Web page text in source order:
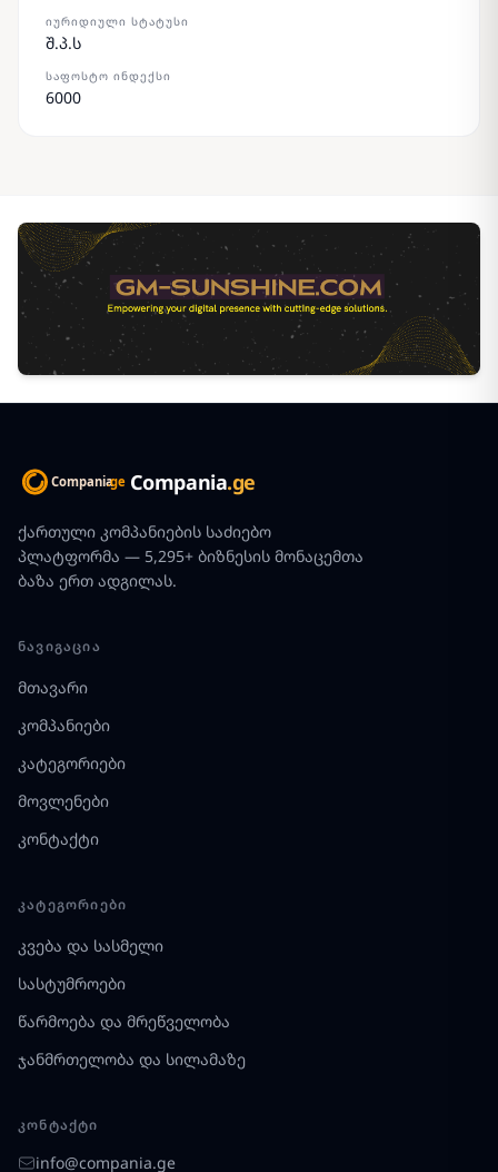
ᲘᲣᲠᲘᲓᲘᲣᲚᲘ ᲡᲢᲐᲢᲣᲡᲘ
შ.პ.ს
ᲡᲐᲤᲝᲡᲢᲝ ᲘᲜᲓᲔᲥᲡᲘ
6000
Compania.ge
ქართული კომპანიების საძიებო
პლატფორმა — 5,295+ ბიზნესის მონაცემთა
ბაზა ერთ ადგილას.
ᲜᲐᲕᲘᲒᲐᲪᲘᲐ
მთავარი
კომპანიები
კატეგორიები
მოვლენები
კონტაქტი
ᲙᲐᲢᲔᲒᲝᲠᲘᲔᲑᲘ
კვება და სასმელი
სასტუმროები
წარმოება და მრეწველობა
ჯანმრთელობა და სილამაზე
ᲙᲝᲜᲢᲐᲥᲢᲘ
info@compania.ge